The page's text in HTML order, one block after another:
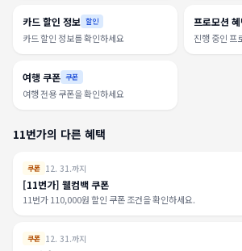
카드 할인 정보 할인
카드 할인 정보를 확인하세요
프로모션
진행 중인 프
여행 쿠폰 쿠폰
여행 전용 쿠폰을 확인하세요
11번가의 다른 혜택
쿠폰 12. 31.까지
[11번가] 웰컴백 쿠폰
11번가 110,000원 할인 쿠폰 조건을 확인하세요.
쿠폰 12. 31.까지